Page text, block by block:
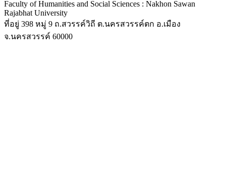
Faculty of Humanities and Social Sciences : Nakhon Sawan
Rajabhat University
ที่อยู่ 398 หมู่ 9 ถ.สวรรค์วิถี ต.นครสวรรค์ตก อ.เมือง
จ.นครสวรรค์ 60000